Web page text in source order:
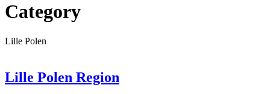
Category
Lille Polen
Lille Polen Region